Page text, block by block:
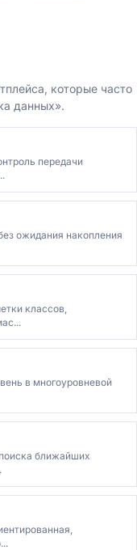
которые часто
данных».
передачи
ожидания накопления
классов,
в многоуровневой
ближайших